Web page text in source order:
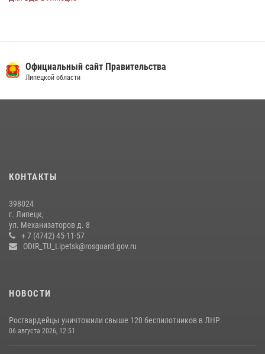
28 июля 2026, 14:38 4
20 июля 2026, 12:22
Липецке
17 июля 2026, 12:26 5
Официальный сайт Правительства
Липецкой области
КОНТАКТЫ
398024
г. Липецк,
ул. Механизаторов д. 8
+ 7 (4742) 45-11-57
ODIR_TU_Lipetsk@rosguard.gov.ru
НОВОСТИ
Росгвардейцы уничтожили свыше 120 беспилотников в ЛНР
06 августа 2026, 12:51